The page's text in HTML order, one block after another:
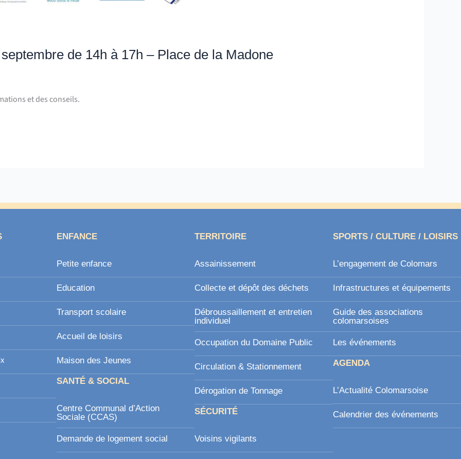
de 14h à 17h – Place de la Madone
et des conseils.
ENFANCE
Petite enfance
Education
Transport scolaire
Accueil de loisirs
Maison des Jeunes
SANTÉ & SOCIAL
Centre Communal d’Action
Sociale (CCAS)
Demande de logement social
TERRITOIRE
Assainissement
Collecte et dépôt des déchets
Débroussaillement et entretien
individuel
Occupation du Domaine Public
Circulation & Stationnement
Dérogation de Tonnage
SÉCURITÉ
Voisins vigilants
SPORTS / CULTURE / LOISIRS
L’engagement de Colomars
Infrastructures et équipements
Guide des associations
colomarsoises
Les événements
AGENDA
L’Actualité Colomarsoise
Calendrier des événements